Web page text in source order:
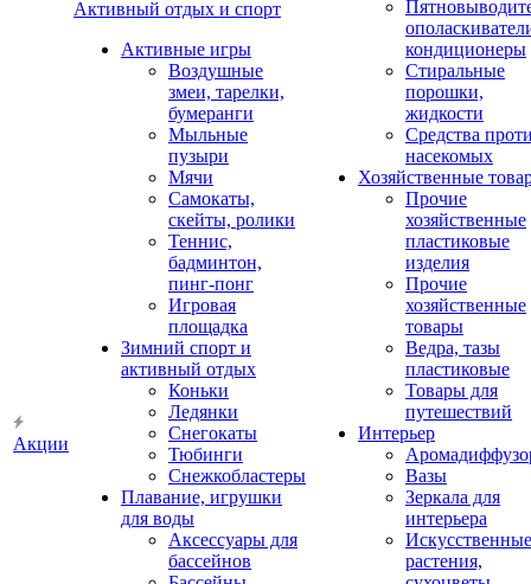
Акции
Активный отдых и спорт
Активные игры
Воздушные
змеи, тарелки,
бумеранги
Мыльные
пузыри
Мячи
Самокаты,
скейты, ролики
Теннис,
бадминтон,
пинг-понг
Игровая
площадка
Зимний спорт и
активный отдых
Коньки
Ледянки
Снегокаты
Тюбинги
Снежкобластеры
Плавание, игрушки
для воды
Аксессуары для
бассейнов
кондиционеры
Стиральные
порошки,
жидкости
Средства
насекомых
Хозяйственные
Прочие
хозяйственные
пластиковые
изделия
Прочие
хозяйственные
товары
Ведра, тазы
пластиковые
Товары для
путешествий
Интерьер
Вазы
Зеркала для
интерьера
Искусственные
растения,